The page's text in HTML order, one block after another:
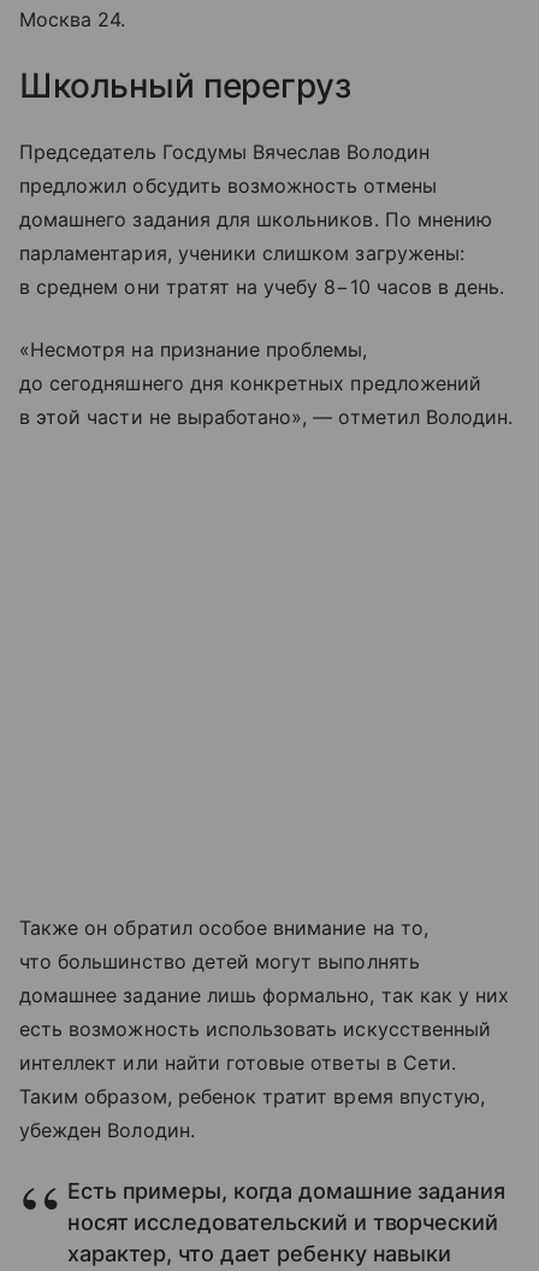
Москва 24.
Школьный перегруз
Председатель Госдумы Вячеслав Володин
предложил обсудить возможность отмены
домашнего задания для школьников. По мнению
парламентария, ученики слишком загружены:
в среднем они тратят на учебу 8−10 часов в день.
«Несмотря на признание проблемы,
до сегодняшнего дня конкретных предложений
в этой части не выработано», — отметил Володин.
Также он обратил особое внимание на то,
что большинство детей могут выполнять
домашнее задание лишь формально, так как у них
есть возможность использовать искусственный
интеллект или найти готовые ответы в Сети.
Таким образом, ребенок тратит время впустую,
убежден Володин.
Есть примеры, когда домашние задания
носят исследовательский и творческий
характер, что дает ребенку навыки